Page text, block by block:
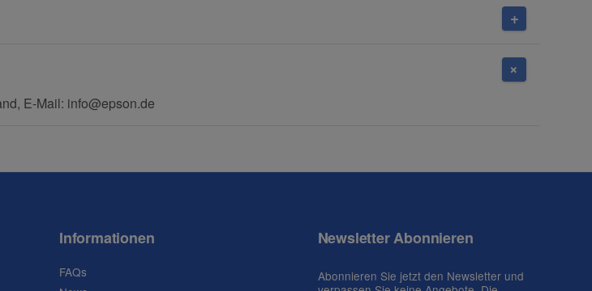
E-Mail: info@epson.de
Informationen
FAQs
Newsletter Abonnieren
Abonnieren Sie jetzt den Newsletter und